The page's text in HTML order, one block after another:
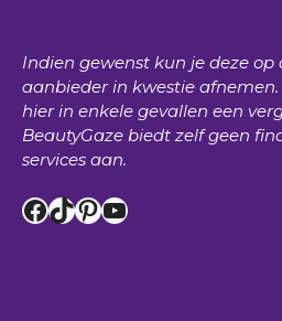
Indien gewenst kun je deze op
aanbieder in kwestie afnemen.
hier in enkele gevallen een
BeautyGaze biedt zelf geen
services aan.
Facebook
TikTok
Pinterest
YouTube